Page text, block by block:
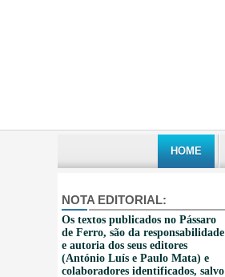
HOME
NOTA EDITORIAL:
Os textos publicados no Pássaro
de Ferro, são da responsabilidade
e autoria dos seus editores
(António Luís e Paulo Mata) e
colaboradores identificados, salvo